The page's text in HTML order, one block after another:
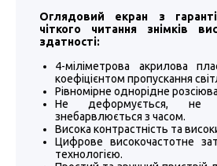
Оглядовий екран з
чіткого читання знімків
здатності:
4-міліметрова акрилова
коефіцієнтом пропускання
Рівномірне однорідне
Не деформується, не
знебарвлюється з часом.
Висока контрастність та
Цифрове високочастотне
технологією.